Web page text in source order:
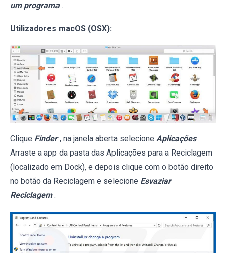
um programa .
Utilizadores macOS (OSX):
Clique Finder , na janela aberta selecione Aplicações .
Arraste a app da pasta das Aplicações para a Reciclagem
(localizado em Dock), e depois clique com o botão direito
no botão da Reciclagem e selecione Esvaziar
Reciclagem .